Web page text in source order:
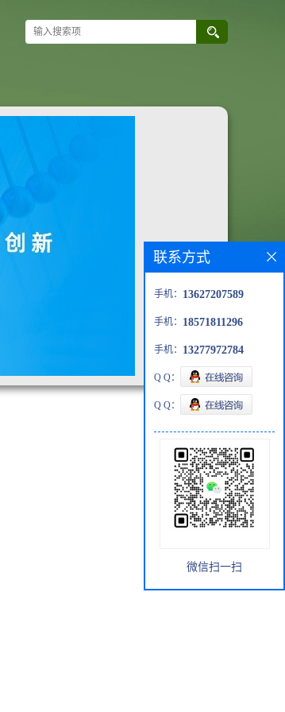
联系方式
手机： 13627207589
手机： 18571811296
手机： 13277972784
Q Q：
Q Q：
微信扫一扫